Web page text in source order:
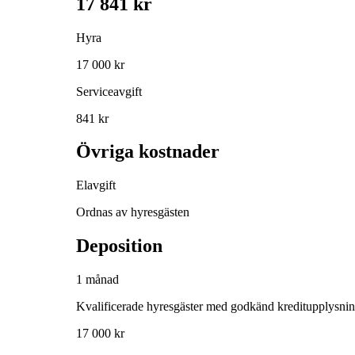
Hyra
17 000 kr
Serviceavgift
841 kr
Övriga kostnader
Elavgift
Ordnas av hyresgästen
Deposition
1 månad
Kvalificerade hyresgäster med godkänd
17 000 kr